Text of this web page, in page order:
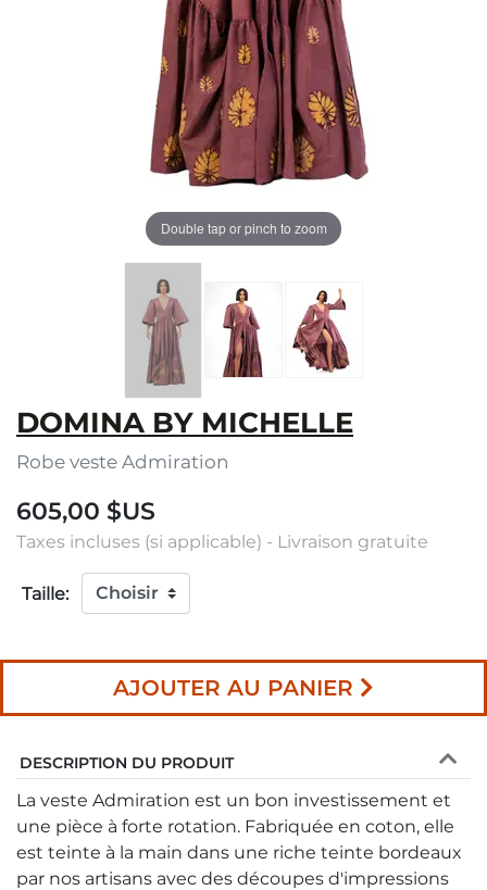
Double tap or pinch to zoom
DOMINA BY MICHELLE
Robe veste Admiration
605,00 $US
Taxes incluses (si applicable) - Livraison gratuite
Taille:
AJOUTER AU PANIER
DESCRIPTION DU PRODUIT
La veste Admiration est un bon investissement et
une pièce à forte rotation. Fabriquée en coton, elle
est teinte à la main dans une riche teinte bordeaux
par nos artisans avec des découpes d'impressions